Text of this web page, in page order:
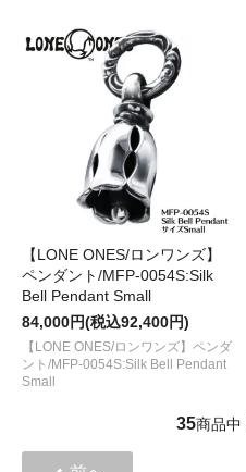
【LONE ONES/ロンワンズ】
ペンダント/MFP-0054S:Silk
Bell Pendant Small
84,000円(税込92,400円)
【LONE ONES/ロンワンズ】ペンダ
ント/MFP-0054S:Silk Bell Pendant
Small
35商品中